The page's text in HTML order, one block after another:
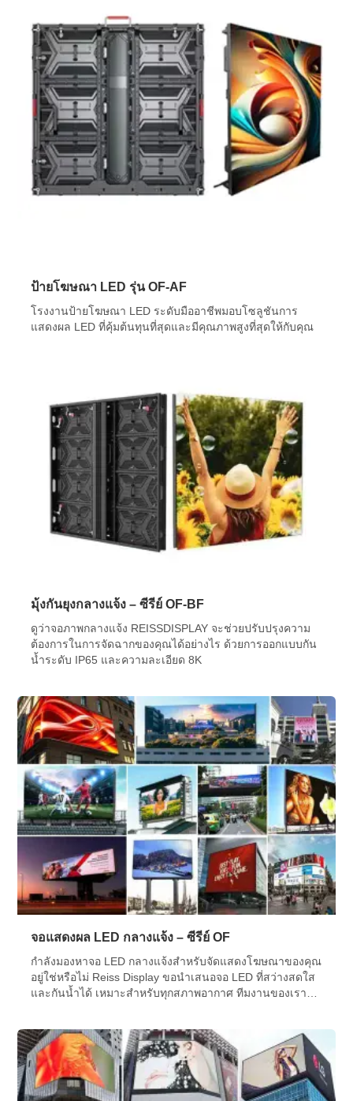
ป้ายโฆษณา LED รุ่น OF-AF
โรงงานป้ายโฆษณา LED ระดับมืออาชีพมอบโซลูชันการ
แสดงผล LED ที่คุ้มต้นทุนที่สุดและมีคุณภาพสูงที่สุดให้กับคุณ
มุ้งกันยุงกลางแจ้ง – ซีรีย์ OF-BF
ดูว่าจอภาพกลางแจ้ง REISSDISPLAY จะช่วยปรับปรุงความ
ต้องการในการจัดฉากของคุณได้อย่างไร ด้วยการออกแบบกัน
น้ำระดับ IP65 และความละเอียด 8K
จอแสดงผล LED กลางแจ้ง – ซีรีย์ OF
กำลังมองหาจอ LED กลางแจ้งสำหรับจัดแสดงโฆษณาของคุณ
อยู่ใช่หรือไม่ Reiss Display ขอนำเสนอจอ LED ที่สว่างสดใส
และกันน้ำได้ เหมาะสำหรับทุกสภาพอากาศ ทีมงานของเรา
ซีรีส์ OF ของเราสิ!